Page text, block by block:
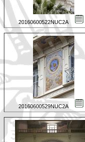
20160600522NUC2A
20160600529NUC2A